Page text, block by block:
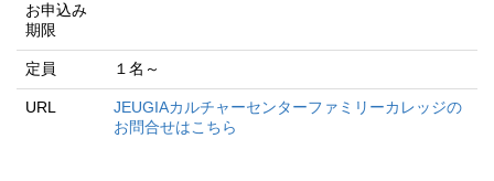
お申込み
期限
定員 １名～
URL
JEUGIAカルチャーセンターファミリーカレッジの
お問合せはこちら